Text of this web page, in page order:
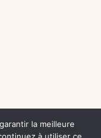
la meilleure